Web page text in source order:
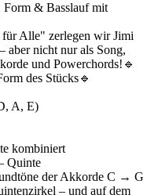
Form & Basslauf mit
Alle" zerlegen wir Jimi
aber nicht nur als Song,
und Powerchords!🔹
des Stücks🔹
A, E)
kombiniert
Quinte
der Akkorde C → G
– und auf dem